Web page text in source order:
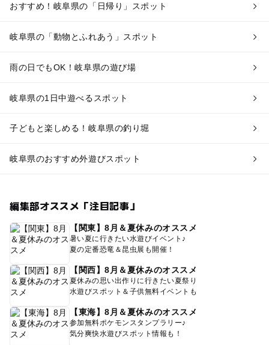
おすすめ！岐阜県の「日帰り」スポット
岐阜県の「動物とふれあう」スポット
雨の日でもOK！岐阜県の遊び場
岐阜県の1日中遊べるスポット
子どもと楽しめる！岐阜県の釣り堀
岐阜県のおすすめ外遊びスポット
編集部オススメ「注目記事」
【関東】8月＆夏休みのオススメ
暑い夏に行きたい水遊びイベント♪
夏の定番恐竜＆昆虫展も開催！
【関西】8月＆夏休みのオススメ
夏休みの思い出作りに行きたい夏祭り
水遊びスポット＆子供無料イベントも
【東海】8月＆夏休みのオススメ
参加無料ポケモンスタンプラリー♪
気分爽快水遊びスポット情報も！